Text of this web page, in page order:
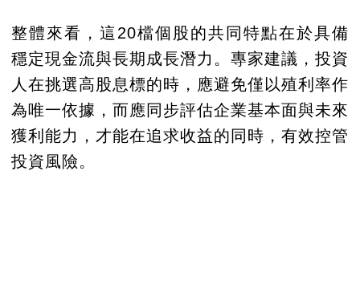
整體來看，這20檔個股的共同特點在於具備
穩定現金流與長期成長潛力。專家建議，投資
人在挑選高股息標的時，應避免僅以殖利率作
為唯一依據，而應同步評估企業基本面與未來
獲利能力，才能在追求收益的同時，有效控管
投資風險。